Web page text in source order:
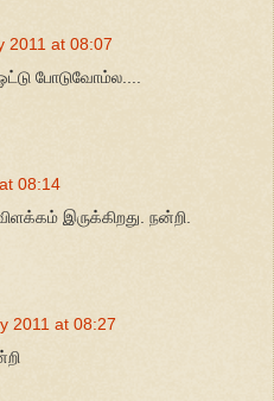
2011 at 08:07
போடுவோம்ல....
08:14
இருக்கிறது. நன்றி.
2011 at 08:27